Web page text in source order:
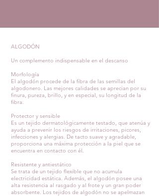
ALGODÓN
Un complemento indispensable en el descanso
Morfología
El algodón procede de la fibra de las semillas del
algodonero. Las mejores calidades se aprecian por su
finura, pureza, brillo, y en especial, su longitud de la
fibra.
Protector y sensible
Es un tejido dermatológicamente testado, que atenúa y
ayuda a prevenir los riesgos de irritaciones, picores,
infecciones y alergias. De tacto suave y agradable,
proporciona una máxima protección a la piel que se
encuentra en contacto con él.
Resistente y antiestático
Se trata de un tejido flexible que no acumula
electricidad estática. Además, el algodón posee una
alta resistencia al rasgado y al frote y un gran poder
absorbente. Los tejidos de algodón no se apelmazan